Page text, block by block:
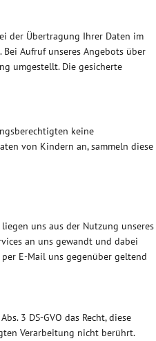
der Übertragung Ihrer Daten im
Aufruf unseres Angebots über
umgestellt. Die gesicherte
keine
von Kindern an, sammeln diese
uns aus der Nutzung unseres
an uns gewandt und dabei
E-Mail uns gegenüber geltend
3 DS-GVO das Recht, diese
Verarbeitung nicht berührt.